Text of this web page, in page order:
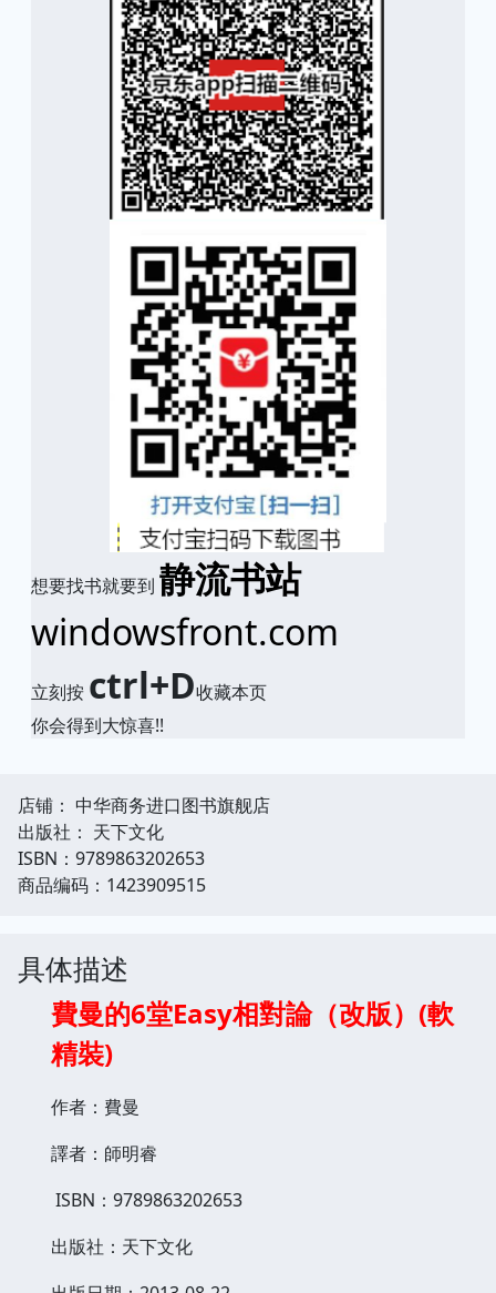
想要找书就要到 静流书站
windowsfront.com
立刻按 ctrl+D收藏本页
你会得到大惊喜!!
店铺： 中华商务进口图书旗舰店
出版社： 天下文化
ISBN：9789863202653
商品编码：1423909515
具体描述
費曼的6堂Easy相對論（改版）(軟
精裝)
作者：費曼
譯者：師明睿
ISBN：9789863202653
出版社：天下文化